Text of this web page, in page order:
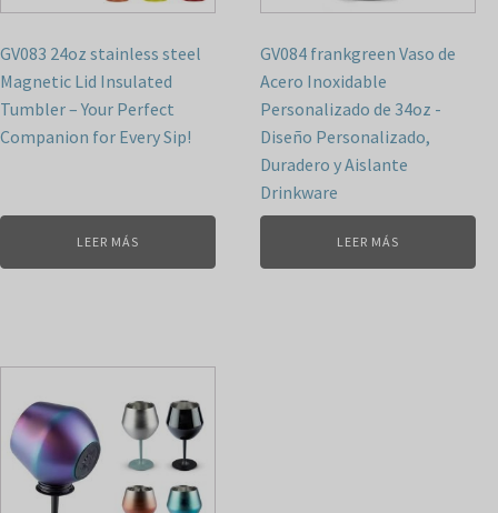
GV083 24oz stainless steel
Magnetic Lid Insulated
Tumbler – Your Perfect
Companion for Every Sip!
LEER MÁS
GV084 frankgreen Vaso de
Acero Inoxidable
Personalizado de 34oz -
Diseño Personalizado,
Duradero y Aislante
Drinkware
LEER MÁS